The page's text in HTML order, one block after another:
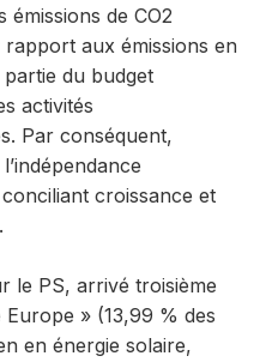
émissions de CO2
aux émissions en
du budget
activités
Par conséquent,
croissance et
le PS, arrivé troisième
» (13,99 % des
en énergie solaire,